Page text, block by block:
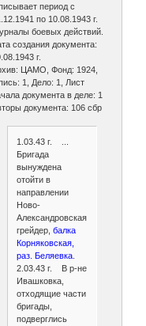
период с
по 10.08.1943 г.
боевых действий.
создания документа:
г.
ЦАМО, Фонд: 1924,
1, Дело: 1, Лист
документа в деле: 1
документа: 106 сбр
1.03.43 г. ...
Бригада
вынуждена
отойти в
направлении
Ново-
Александровская,
грейдер, балка
Корняковская,
раз. Беляевка.
2.03.43 г. В р-не
Ивашковка,
отходящие части
бригады,
подверглись